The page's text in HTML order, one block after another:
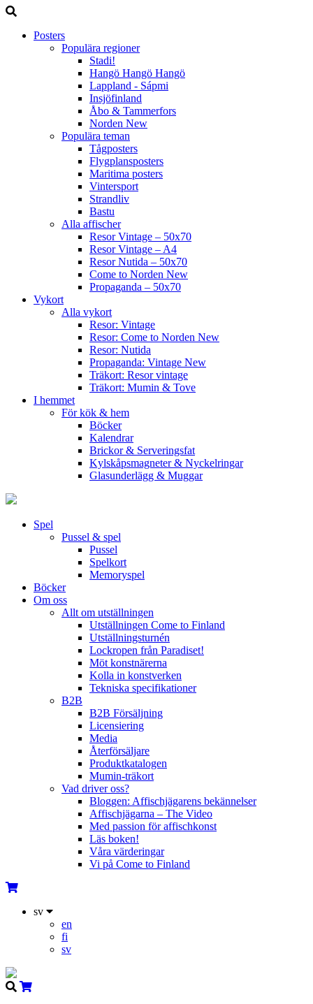
Posters
Populära regioner
Stadi!
Hangö Hangö Hangö
Lappland - Sápmi
Insjöfinland
Åbo & Tammerfors
Norden New
Populära teman
Tågposters
Flygplansposters
Maritima posters
Vintersport
Strandliv
Bastu
Alla affischer
Resor Vintage – 50x70
Resor Vintage – A4
Resor Nutida – 50x70
Come to Norden New
Propaganda – 50x70
Vykort
Alla vykort
Resor: Vintage
Resor: Come to Norden New
Resor: Nutida
Propaganda: Vintage New
Träkort: Resor vintage
Träkort: Mumin & Tove
I hemmet
För kök & hem
Böcker
Kalendrar
Brickor & Serveringsfat
Kylskåpsmagneter & Nyckelringar
Glasunderlägg & Muggar
Spel
Pussel & spel
Pussel
Spelkort
Memoryspel
Böcker
Om oss
Allt om utställningen
Utställningen Come to Finland
Utställningsturnén
Lockropen från Paradiset!
Möt konstnärerna
Kolla in konstverken
Tekniska specifikationer
B2B
B2B Försäljning
Licensiering
Media
Återförsäljare
Produktkatalogen
Mumin-träkort
Vad driver oss?
Bloggen: Affischjägarens bekännelser
Affischjägarna – The Video
Med passion för affischkonst
Läs boken!
Våra värderingar
Vi på Come to Finland
sv
en
fi
sv